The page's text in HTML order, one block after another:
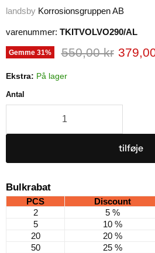
landsby Korrosionsgruppen AB
varenummer: TKITVOLVO290/AL
Gemme 31% Original pris
550,00 kr
Ekstra: På lager
Antal
tilføje
Bulkrabat
PCS Discount
2
5 %
5
10 %
20
20 %
50
25 %